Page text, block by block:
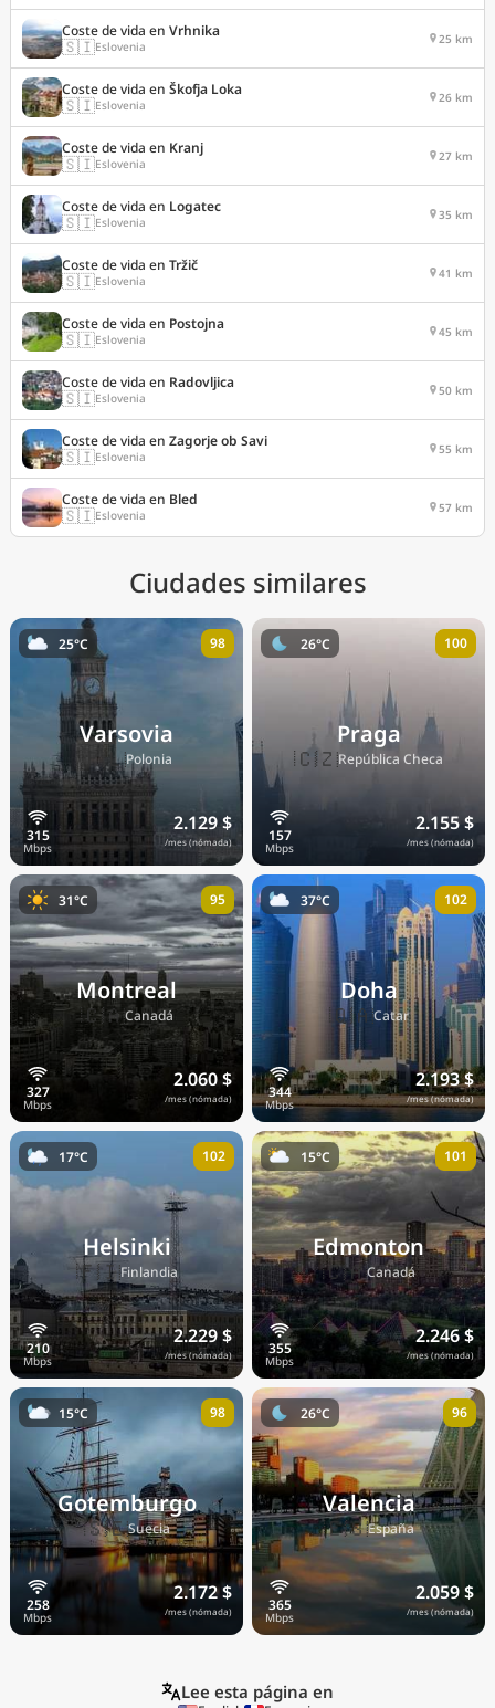
Coste de vida en Vrhnika
🇸🇮Eslovenia 25 km
Coste de vida en Škofja Loka
🇸🇮Eslovenia 26 km
Coste de vida en Kranj
🇸🇮Eslovenia 27 km
Coste de vida en Logatec
🇸🇮Eslovenia 35 km
Coste de vida en Tržič
🇸🇮Eslovenia 41 km
Coste de vida en Postojna
🇸🇮Eslovenia 45 km
Coste de vida en Radovljica
🇸🇮Eslovenia 50 km
Coste de vida en Zagorje ob Savi
🇸🇮Eslovenia 55 km
Coste de vida en Bled
🇸🇮Eslovenia 57 km
Ciudades similares
Varsovia
🇵🇱Polonia
2.129 $
/mes (nómada)
25°C 98
Praga
🇨🇿República Checa
2.155 $
/mes (nómada)
26°C 100
Montreal
🇨🇦Canadá
2.060 $
/mes (nómada)
31°C 95
Doha
🇶🇦Catar
2.193 $
/mes (nómada)
37°C 102
Helsinki
🇫🇮Finlandia
2.229 $
/mes (nómada)
17°C 102
Edmonton
🇨🇦Canadá
2.246 $
/mes (nómada)
15°C 101
Gotemburgo
🇸🇪Suecia
2.172 $
/mes (nómada)
15°C 98
Valencia
🇪🇸España
2.059 $
/mes (nómada)
26°C 96
Lee esta página en